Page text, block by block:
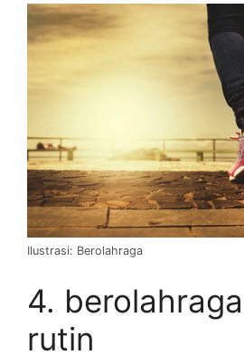
Ilustrasi: Berolahraga
4.
rutin